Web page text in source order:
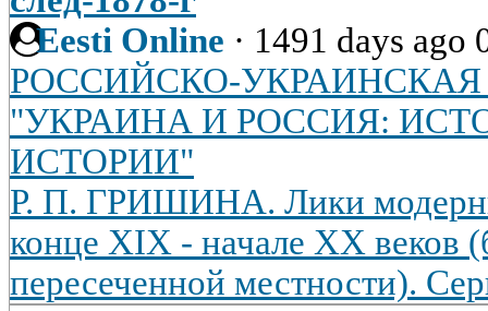
Eesti Online · 1491 days ago
РОССИЙСКО-
"УКРАИНА И РОССИЯ:
ИСТОРИИ"
Р. П. ГРИШИНА. Лики
конце XIX - начале XX веков
пересеченной местности).